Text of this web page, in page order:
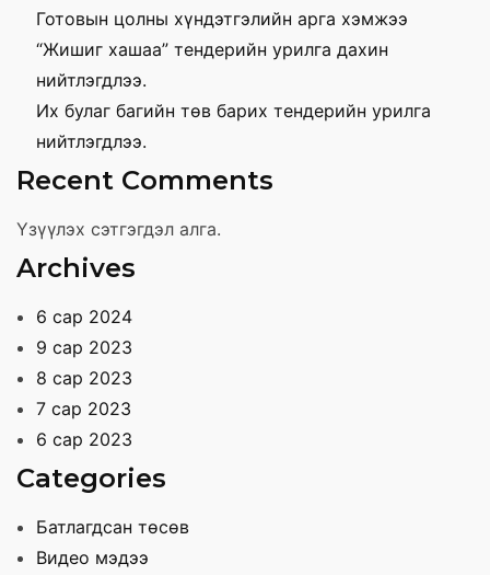
Готовын цолны хүндэтгэлийн арга хэмжээ
“Жишиг хашаа” тендерийн урилга дахин
нийтлэгдлээ.
Их булаг багийн төв барих тендерийн урилга
нийтлэгдлээ.
Recent Comments
Үзүүлэх сэтгэгдэл алга.
Archives
6 сар 2024
9 сар 2023
8 сар 2023
7 сар 2023
6 сар 2023
Categories
Батлагдсан төсөв
Видео мэдээ